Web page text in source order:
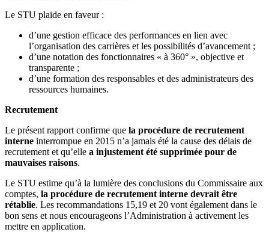
Le STU plaide en faveur :
d’une gestion efficace des performances en lien avec
l’organisation des carrières et les possibilités d’avancement ;
d’une notation des fonctionnaires « à 360° », objective et
transparente ;
d’une formation des responsables et des administrateurs des
ressources humaines.
Recrutement
Le présent rapport confirme que la procédure de recrutement
interne interrompue en 2015 n’a jamais été la cause des délais de
recrutement et qu’elle a injustement été supprimée pour de
mauvaises raisons.
Le STU estime qu’à la lumière des conclusions du Commissaire aux
comptes, la procédure de recrutement interne devrait être
rétablie. Les recommandations 15,19 et 20 vont également dans le
bon sens et nous encourageons l’Administration à activement les
mettre en application.